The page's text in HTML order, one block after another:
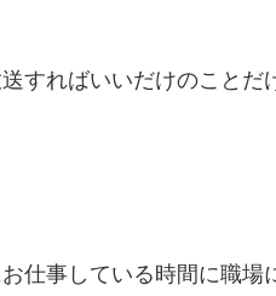
すればいいだけのこと
仕事している時間に職場